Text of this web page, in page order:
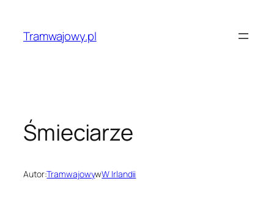
treściTramwajowy.pl
Śmieciarze
Autor:TramwajowywW Irlandii